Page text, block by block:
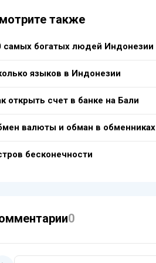
также
самых богатых людей Индонезии
языков в Индонезии
открыть счет в банке на Бали
валюты и обман в обменниках
бесконечности
0